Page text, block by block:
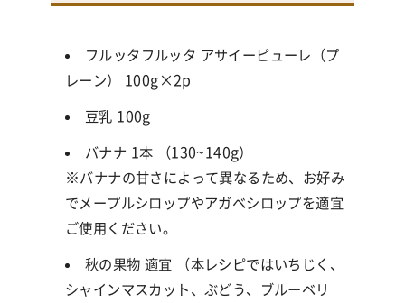
フルッタフルッタ アサイーピューレ（プ
レーン） 100g×2p
豆乳 100g
バナナ 1本 （130~140g）
※バナナの甘さによって異なるため、お好み
でメープルシロップやアガベシロップを適宜
ご使用ください。
秋の果物 適宜 （本レシピではいちじく、
シャインマスカット、ぶどう、ブルーベリ